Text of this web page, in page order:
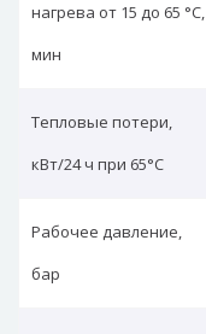
нагрева от 15 до 65 °С,
мин
Тепловые потери,
кВт/24 ч при 65°C
Рабочее давление,
бар